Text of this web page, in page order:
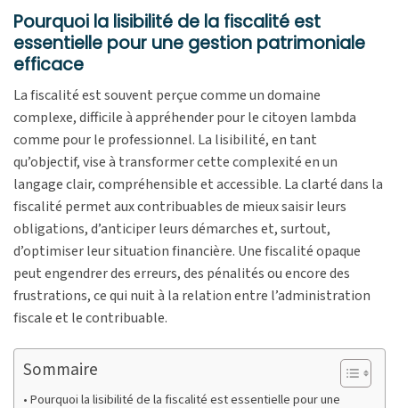
Pourquoi la lisibilité de la fiscalité est
essentielle pour une gestion patrimoniale
efficace
La fiscalité est souvent perçue comme un domaine
complexe, difficile à appréhender pour le citoyen lambda
comme pour le professionnel. La lisibilité, en tant
qu’objectif, vise à transformer cette complexité en un
langage clair, compréhensible et accessible. La clarté dans la
fiscalité permet aux contribuables de mieux saisir leurs
obligations, d’anticiper leurs démarches et, surtout,
d’optimiser leur situation financière. Une fiscalité opaque
peut engendrer des erreurs, des pénalités ou encore des
frustrations, ce qui nuit à la relation entre l’administration
fiscale et le contribuable.
Sommaire
Pourquoi la lisibilité de la fiscalité est essentielle pour une